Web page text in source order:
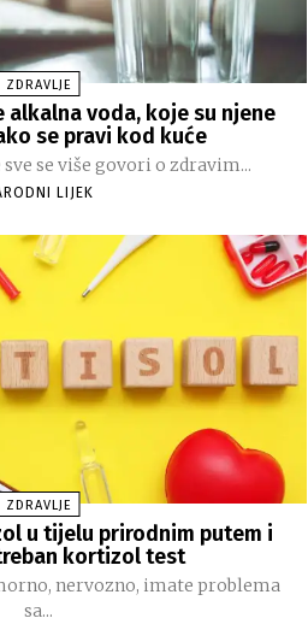
ZDRAVLJE
alkalna voda, koje su njene
se pravi kod kuće
se više govori o zdravim...
LIJEK
ZDRAVLJE
u tijelu prirodnim putem i
kortizol test
nervozno, imate problema
sa...